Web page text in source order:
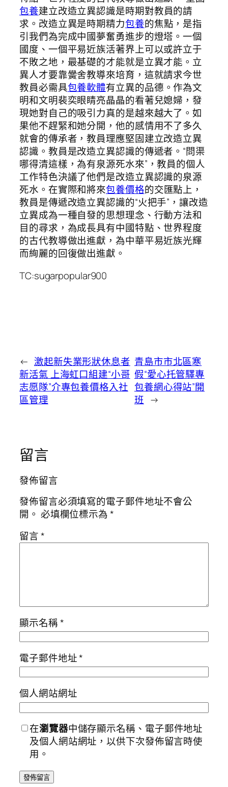
包養建立改造立異認識是時期對教員的請
求。改造立異是時期精力包養的焦點，是指
引我們為完成中國夢奮勇進步的燈塔。一個
國度、一個平易近族活著界上可以或許立于
不敗之地，最基礎的才能就是立異才能。立
異人才要靠黌舍教導來培育，這就請求今世
教員必需具包養軟體有立異的品德。作為文
明和文明裴奕眼睛亮晶晶的看著兒媳婦，發
現她對自己的吸引力真的是越來越大了。如
果他不趕緊和她分開，他的感情用不了多久
就會的傳承者，教員理應堅固建立改造立異
認識。教員是改造立異認識的傳遞者。“問渠
哪得清這樣，為有泉源死水來”，教員的個人
工作特色決議了他們是改造立異認識的泉源
死水。在實際和將來包養價格的交匯點上，
教員是傳遞改造立異認識的“火把手”，讓改造
立異成為一種自發的思想理念、行動方法和
目的尋求，為成長具有中國特點、世界程度
的古代教導做出進獻，為中華平易近族光輝
而絢麗的回復做出進獻。
TC:sugarpopular900
← 激起新失業形狀休息者
新活氣 上海虹口組建“小哥
志愿隊”介專包養價格入社
區管理
青島市市北區寒
假“愛心托管驛專
包養網心得站”開
班 →
留言
發佈留言
發佈留言必須填寫的電子郵件地址不會公
開。 必填欄位標示為*
留言*
顯示名稱*
電子郵件地址*
個人網站網址
在瀏覽器中儲存顯示名稱、電子郵件地址
及個人網站網址，以供下次發佈留言時使
用。